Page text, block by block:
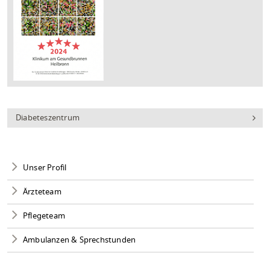
Diabeteszentrum
Unser Profil
Ärzteteam
Pflegeteam
Ambulanzen & Sprechstunden